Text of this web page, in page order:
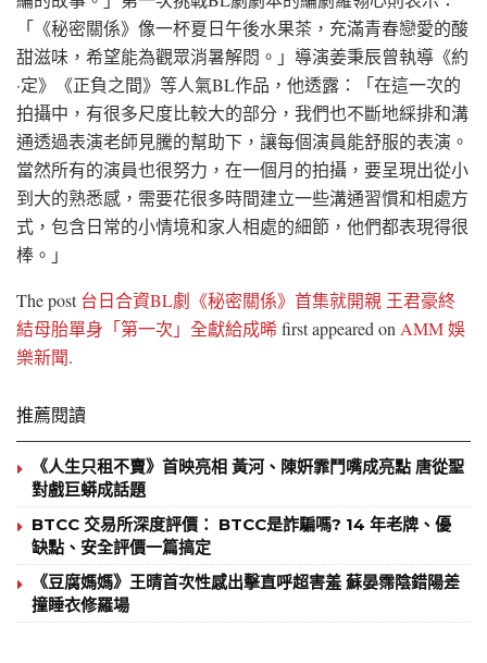
「《秘密關係》像一杯夏日午後水果茶，充滿青春戀愛的酸
甜滋味，希望能為觀眾消暑解悶。」導演姜秉辰曾執導《約
·定》《正負之間》等人氣BL作品，他透露：「在這一次的
拍攝中，有很多尺度比較大的部分，我們也不斷地綵排和溝
通透過表演老師見騰的幫助下，讓每個演員能舒服的表演。
當然所有的演員也很努力，在一個月的拍攝，要呈現出從小
到大的熟悉感，需要花很多時間建立一些溝通習慣和相處方
式，包含日常的小情境和家人相處的細節，他們都表現得很
棒。」
The post台日合資BL劇《秘密關係》首集就開親 王君豪終
結母胎單身「第一次」全獻給成晞first appeared on AMM 娛
樂新聞.
推薦閱讀
《人生只租不賣》首映亮相 黃河、陳姸霏鬥嘴成亮點 唐從聖
對戲巨蟒成話題
BTCC 交易所深度評價： BTCC是詐騙嗎? 14 年老牌、優
缺點、安全評價一篇搞定
《豆腐媽媽》王晴首次性感出擊直呼超害羞 蘇晏霈陰錯陽差
撞睡衣修羅場